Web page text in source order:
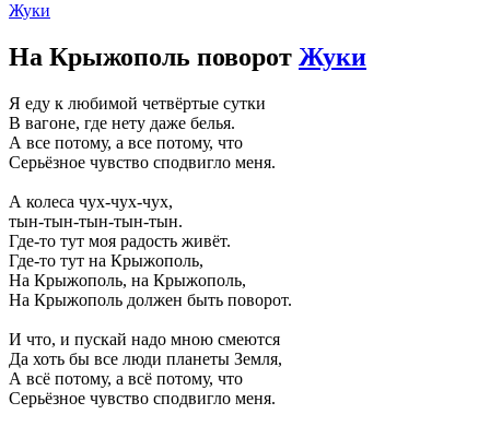
Жуки
На Крыжополь поворот Жуки
Я еду к любимой четвёртые сутки
В вагоне, где нету даже белья.
А все потому, а все потому, что
Серьёзное чувство сподвигло меня.
А колеса чух-чух-чух,
тын-тын-тын-тын-тын.
Где-то тут моя радость живёт.
Где-то тут на Крыжополь,
На Крыжополь, на Крыжополь,
На Крыжополь должен быть поворот.
И что, и пускай надо мною смеются
Да хоть бы все люди планеты Земля,
А всё потому, а всё потому, что
Серьёзное чувство сподвигло меня.